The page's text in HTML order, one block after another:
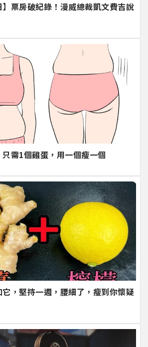
】票房破紀錄！漫威總裁凱文費吉說
需1個雞蛋，用一個瘦一個
，堅持一週，腰細了，瘦到你懷疑